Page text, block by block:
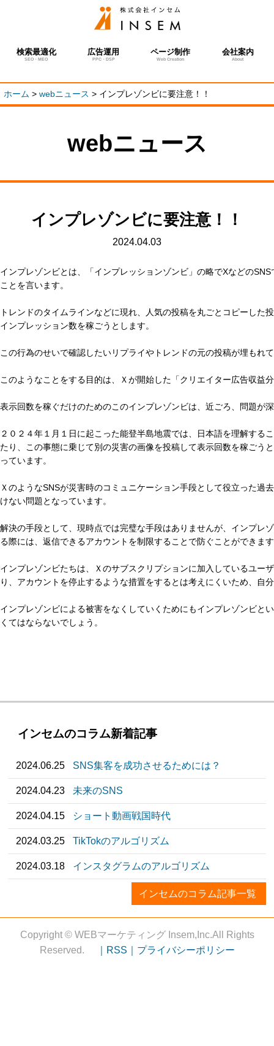
検索最適化
SEO・MEO
広告運用
PPC・DSP
ページ制作
Web Creation
会社案内
About
ホーム > webニュース > インプレゾンビに要注意！！
webニュース
インプレゾンビに要注意！！
2024.04.03
インプレゾンビとは、「インプレッションゾンビ」の略でXなどの
ことを言います。
トレンドのタイムラインなどに現れ、人気の投稿を丸ごとコピーした
インプレッション数を稼ごうとします。
この行為のせいで確認したいリプライやトレンドの元の投稿が埋もれ
このようなことをする目的は、Ｘが開始した「クリエイター広告収益
表示回数を稼ぐだけのためのこのインプレゾンビは、近ごろ、問題が
２０２４年１月１日に起こった能登半島地震では、日本語を理解する
たり、この事態に乗じて別の災害の画像を投稿して表示回数を稼ごう
っています。
ＸのようなSNSが災害時のコミュニケーション手段として役立った過
けない問題となっています。
解決の手段として、現時点では完璧な手段はありませんが、インプレ
る際には、返信できるアカウントを制限することで防ぐことができま
インプレゾンビたちは、Ｘのサブスクリプションに加入しているユー
り、アカウントを停止するような措置をするとは考えにくいため、自
インプレゾンビによる被害をなくしていくためにもインプレゾンビと
くてはならないでしょう。
インセムのコラム新着記事
2024.06.25 SNS集客を成功させるためには？
2024.04.23 未来のSNS
2024.04.15 ショート動画戦国時代
2024.03.25 TikTokのアルゴリズム
2024.03.18 インスタグラムのアルゴリズム
インセムのコラム記事一覧
Copyright © WEBマーケティング Insem,Inc.All Rights
Reserved.
｜RSS｜ プライバシーポリシー